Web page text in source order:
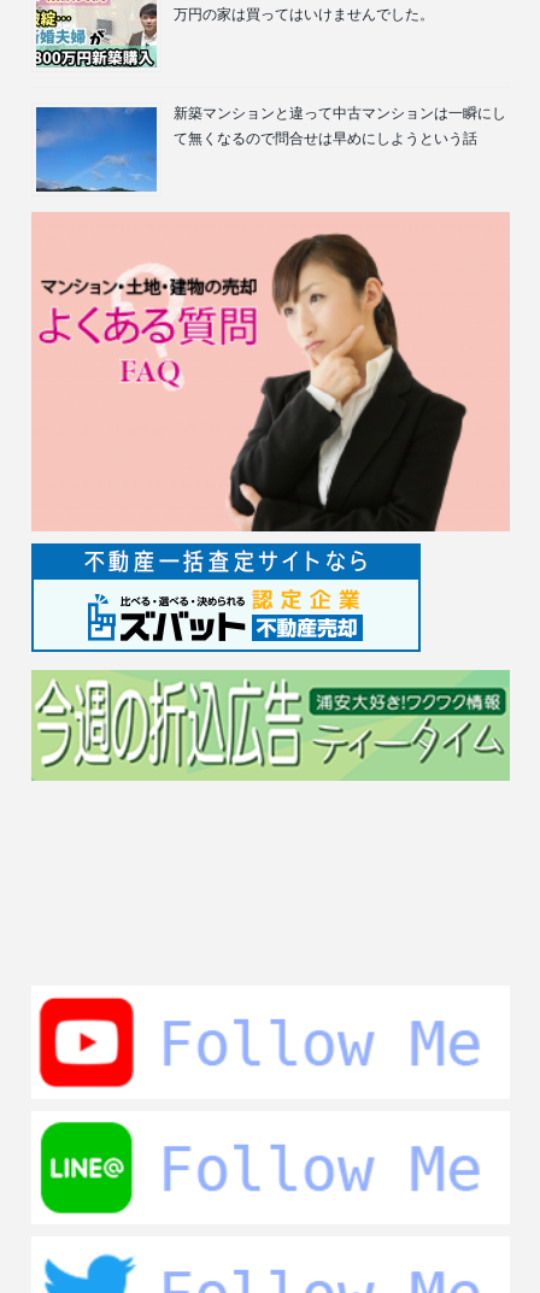
万円の家は買ってはいけませんでした。
新築マンションと違って中古マンションは一瞬にし
て無くなるので問合せは早めにしようという話